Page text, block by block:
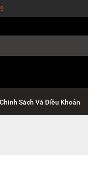
Chính Sách Và Điều Khoản